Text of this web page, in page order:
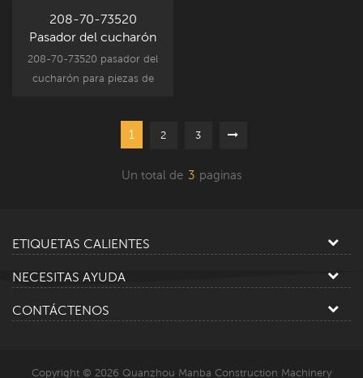
208-70-73520
Pasador del cucharón
Komatsu PC400-7
208-70-73520 pasador del
cucharón para piezas de
Komatsu, repuesto de
1 2 3
Un total de 3 paginas
ETIQUETAS CALIENTES
NECESITAS AYUDA
CONTÁCTENOS
Copyright © 2026 Quanzhou Manba Construction Machinery